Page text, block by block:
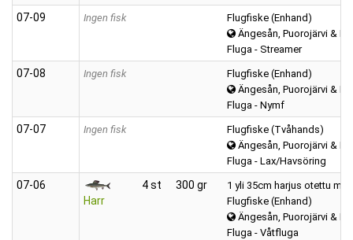
07‑09 Ingen fisk
Flugfiske (Enhand)
Ängesån, Puorojärvi &
Fluga - Streamer
07‑08 Ingen fisk
Flugfiske (Enhand)
Ängesån, Puorojärvi &
Fluga - Nymf
07‑07 Ingen fisk
Flugfiske (Tvåhands)
Ängesån, Puorojärvi &
Fluga - Lax/Havsöring
07‑06
Harr
4 st 300 gr
1 yli 35cm harjus otettu
Flugfiske (Enhand)
Ängesån, Puorojärvi &
Fluga - Våtfluga